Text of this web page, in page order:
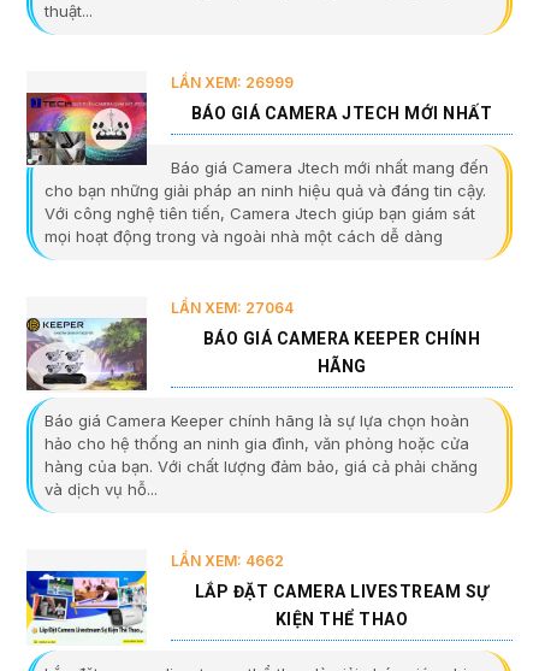
thuật...
LẦN XEM: 26999
BÁO GIÁ CAMERA JTECH MỚI NHẤT
Báo giá Camera Jtech mới nhất mang đến
cho bạn những giải pháp an ninh hiệu quả và đáng tin cậy.
Với công nghệ tiên tiến, Camera Jtech giúp bạn giám sát
mọi hoạt động trong và ngoài nhà một cách dễ dàng
LẦN XEM: 27064
BÁO GIÁ CAMERA KEEPER CHÍNH
HÃNG
Báo giá Camera Keeper chính hãng là sự lựa chọn hoàn
hảo cho hệ thống an ninh gia đình, văn phòng hoặc cửa
hàng của bạn. Với chất lượng đảm bảo, giá cả phải chăng
và dịch vụ hỗ...
LẦN XEM: 4662
LẮP ĐẶT CAMERA LIVESTREAM SỰ
KIỆN THỂ THAO